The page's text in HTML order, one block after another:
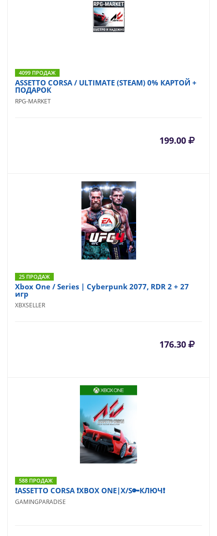
4099 ПРОДАЖ
ASSETTO CORSA / ULTIMATE (STEAM) 0% КАРТОЙ +
ПОДАРОК
RPG-MARKET
199.00
25 ПРОДАЖ
Xbox One / Series | Cyberpunk 2077, RDR 2 + 27
игр
XBXSELLER
176.30
588 ПРОДАЖ
❗ASSETTO CORSA ❗XBOX ONE|X/S🔑КЛЮЧ❗
GAMINGPARADISE